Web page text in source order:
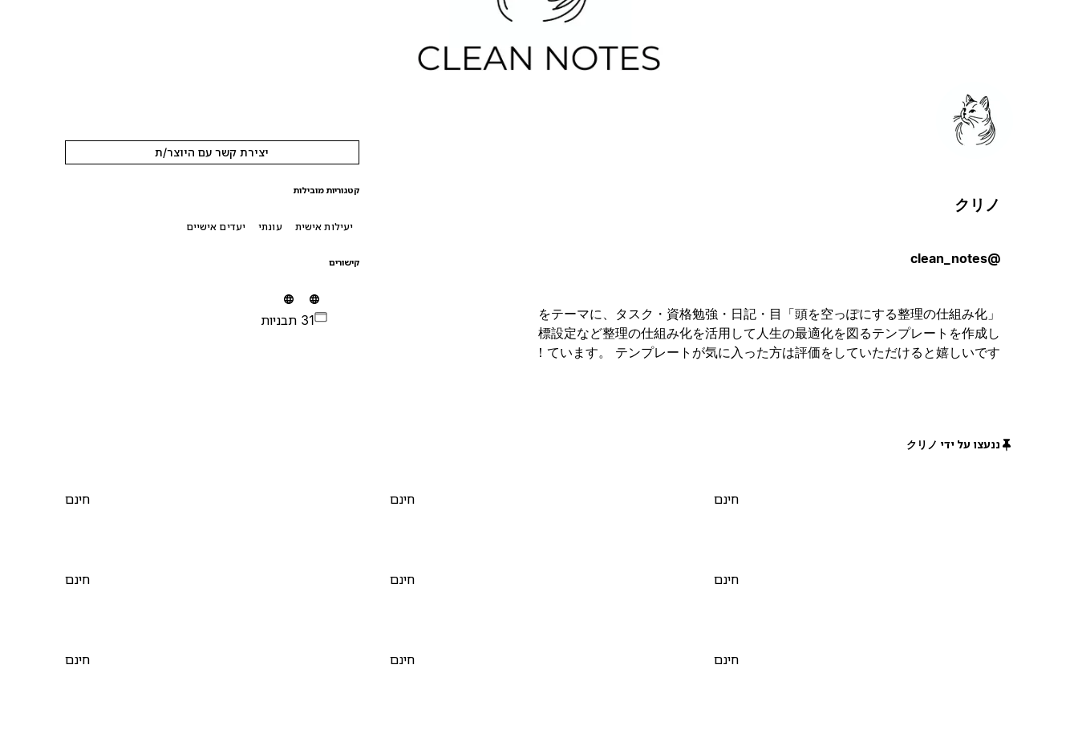
クリノ
@clean_notes
「頭を空っぽにする整理の仕組み化」をテーマに、タスク・資格勉強・日記・目
標設定など整理の仕組み化を活用して人生の最適化を図るテンプレートを作成し
ています。 テンプレートが気に入った方は評価をしていただけると嬉しいです！
יצירת קשר עם היוצר/ת
קטגוריות מובילות
יעילות אישית עונתי יעדים אישיים
קישורים
31 תבניות
ננעצו על ידי クリノ
חינם חינם חינם
חינם חינם חינם
חינם חינם חינם